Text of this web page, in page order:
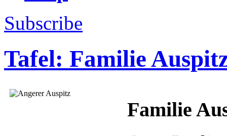
Subscribe
Tafel: Familie
Familie